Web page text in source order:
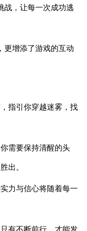
战，让每一次成功逃
更增添了游戏的互动
指引你穿越迷雾，找
需要保持清醒的头
出。
力与信心将随着每一
有不断前行，才能发